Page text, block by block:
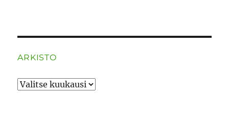
ARKISTO
ARKISTO